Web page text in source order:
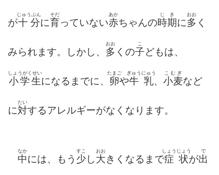
が十分
じゅうぶん
に育
そだ
っていない赤
あか
ちゃんの時期
じき
に多
おお
く
みられます。しかし、 多
おお
くの子
こ
どもは、
小学生
しょうがくせい
になるまでに、 卵
たまご
や牛乳
ぎゅうにゅう
、 小麦
こむぎ
など
に対
たい
するアレルギーがなくなります。
中
なか
には、もう 少
すこ
し大
おお
きくなるまで症
しょう
状
じょう
が出
で